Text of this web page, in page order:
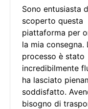
Sono entusiasta
scoperto questa
piattaforma per
la mia consegna.
processo è stato
incredibilmente
ha lasciato
soddisfatto.
bisogno di